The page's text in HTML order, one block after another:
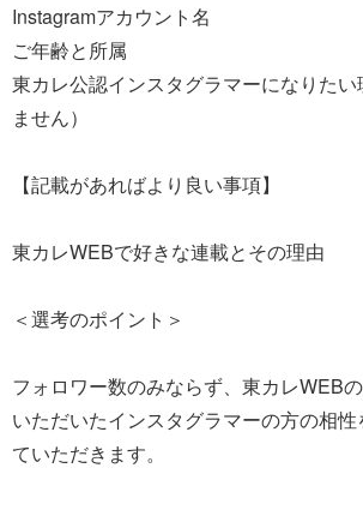
Instagramアカウント名
ご年齢と所属
東カレ公認インスタグラマーになりた
ません）
【記載があればより良い事項】
東カレWEBで好きな連載とその理由
＜選考のポイント＞
フォロワー数のみならず、東カレWEB
いただいたインスタグラマーの方の相
ていただきます。